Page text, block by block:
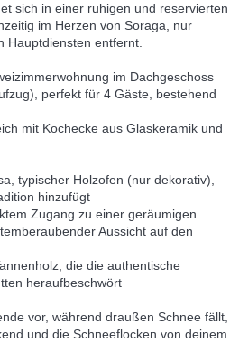
sich in einer ruhigen und reservierten
im Herzen von Soraga, nur
Hauptdiensten entfernt.
im Dachgeschoss
perfekt für 4 Gäste, bestehend
mit Kochecke aus Glaskeramik und
typischer Holzofen (nur dekorativ),
hinzufügt
Zugang zu einer geräumigen
Aussicht auf den
die die authentische
heraufbeschwört
vor, während draußen Schnee fällt,
und die Schneeflocken von deinem